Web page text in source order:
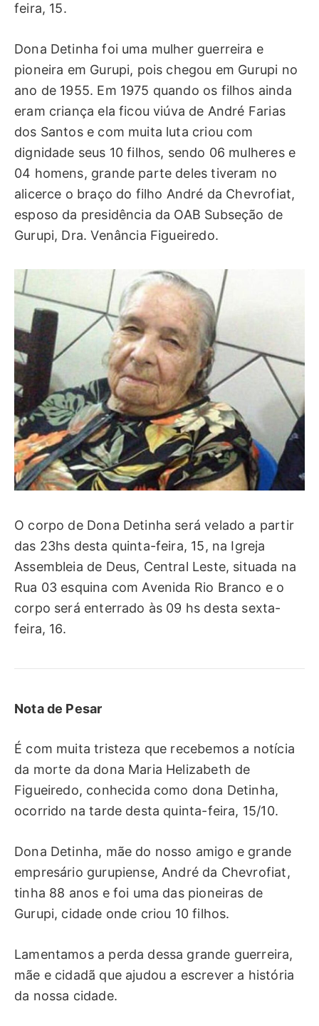
feira, 15.
Dona Detinha foi uma mulher guerreira e
pioneira em Gurupi, pois chegou em Gurupi no
ano de 1955. Em 1975 quando os filhos ainda
eram criança ela ficou viúva de André Farias
dos Santos e com muita luta criou com
dignidade seus 10 filhos, sendo 06 mulheres e
04 homens, grande parte deles tiveram no
alicerce o braço do filho André da Chevrofiat,
esposo da presidência da OAB Subseção de
Gurupi, Dra. Venância Figueiredo.
O corpo de Dona Detinha será velado a partir
das 23hs desta quinta-feira, 15, na Igreja
Assembleia de Deus, Central Leste, situada na
Rua 03 esquina com Avenida Rio Branco e o
corpo será enterrado às 09 hs desta sexta-
feira, 16.
Nota de Pesar
É com muita tristeza que recebemos a notícia
da morte da dona Maria Helizabeth de
Figueiredo, conhecida como dona Detinha,
ocorrido na tarde desta quinta-feira, 15/10.
Dona Detinha, mãe do nosso amigo e grande
empresário gurupiense, André da Chevrofiat,
tinha 88 anos e foi uma das pioneiras de
Gurupi, cidade onde criou 10 filhos.
Lamentamos a perda dessa grande guerreira,
mãe e cidadã que ajudou a escrever a história
da nossa cidade.